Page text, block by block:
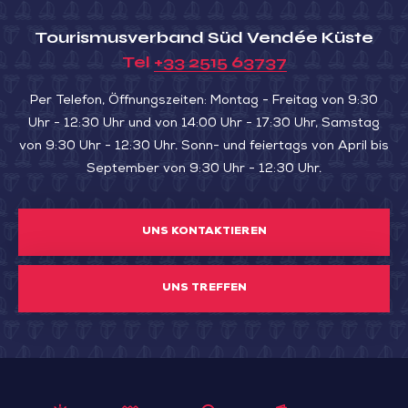
Tourismusverband Süd Vendée Küste
Tel +33 2515 63737
Per Telefon, Öffnungszeiten: Montag - Freitag von 9:30
Uhr - 12:30 Uhr und von 14:00 Uhr - 17:30 Uhr, Samstag
von 9:30 Uhr - 12:30 Uhr. Sonn- und feiertags von April bis
September von 9:30 Uhr - 12:30 Uhr.
UNS KONTAKTIEREN
UNS TREFFEN